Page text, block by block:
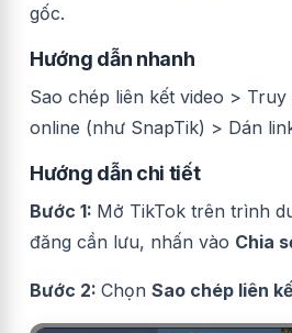
gốc.
Hướng dẫn nhanh
Sao chép liên kết video >
online (như SnapTik) > Dán
Hướng dẫn chi tiết
Bước 1: Mở TikTok trên trình
đăng cần lưu, nhấn vào Chia
Bước 2: Chọn Sao chép liên